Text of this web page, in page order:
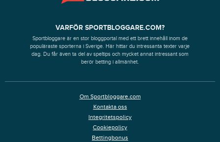
VARFÖR SPORTBLOGGARE.COM?
Sportbloggare är en stor bloggportal med ett brett innehåll inom de
populäraste sporterna i Sverige. Här hittar du intressanta texter varje
dag. Du får även ta del av speltips och mycket annat intressant som
berör betting i allmänhet.
Om Sportbloggare.com
Kontakta oss
Integritetspolicy
Cookiepolicy
Bettingbonus